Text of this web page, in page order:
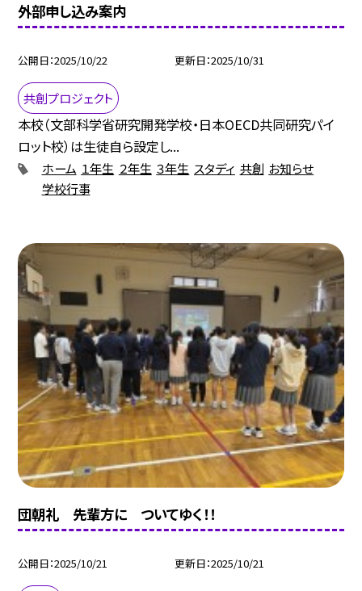
外部申し込み案内
公開日 2025/10/22 更新日 2025/10/31
共創プロジェクト
本校（文部科学省研究開発学校・日本OECD共同研究パイ
ロット校）は生徒自ら設定し...
ホーム １年生 ２年生 ３年生 スタディ 共創 お知らせ
学校行事
団朝礼 先輩方に ついてゆく！！
公開日 2025/10/21 更新日 2025/10/21